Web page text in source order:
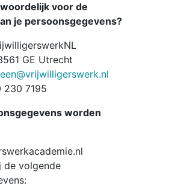
voor de
je persoonsgegevens?
GE Utrecht
230 7195
worden
de volgende